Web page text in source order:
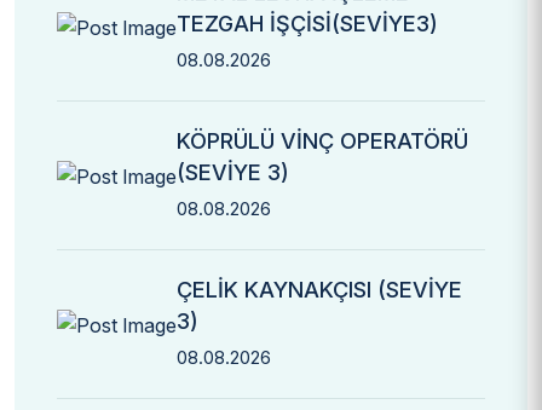
TEZGAH İŞÇİSİ(SEVİYE3)
08.08.2026
KÖPRÜLÜ VİNÇ OPERATÖRÜ
(SEVİYE 3)
08.08.2026
ÇELİK KAYNAKÇISI (SEVİYE
3)
08.08.2026